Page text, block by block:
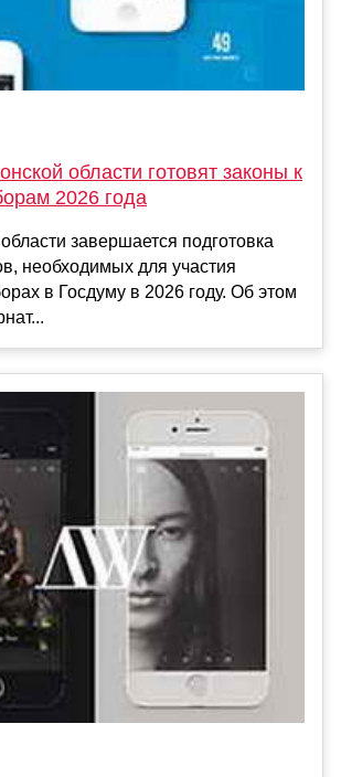
области готовят законы к
2026 года
завершается подготовка
необходимых для участия
в Госдуму в 2026 году. Об этом